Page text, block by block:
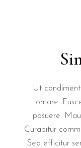
Ut
ornare.
posuere.
Curabitur
Sed efficitur